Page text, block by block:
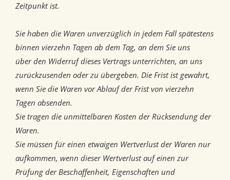
Zeitpunkt ist.
Sie haben die Waren unverzüglich in jedem Fall spätestens
binnen vierzehn Tagen ab dem Tag, an dem Sie uns
über den Widerruf dieses Vertrags unterrichten, an uns
zurückzusenden oder zu übergeben. Die Frist ist gewahrt,
wenn Sie die Waren vor Ablauf der Frist von vierzehn
Tagen absenden.
Sie tragen die unmittelbaren Kosten der Rücksendung der
Waren.
Sie müssen für einen etwaigen Wertverlust der Waren nur
aufkommen, wenn dieser Wertverlust auf einen zur
Prüfung der Beschaffenheit, Eigenschaften und